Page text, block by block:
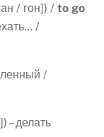
/ гон]) / to go
/
/
– делать